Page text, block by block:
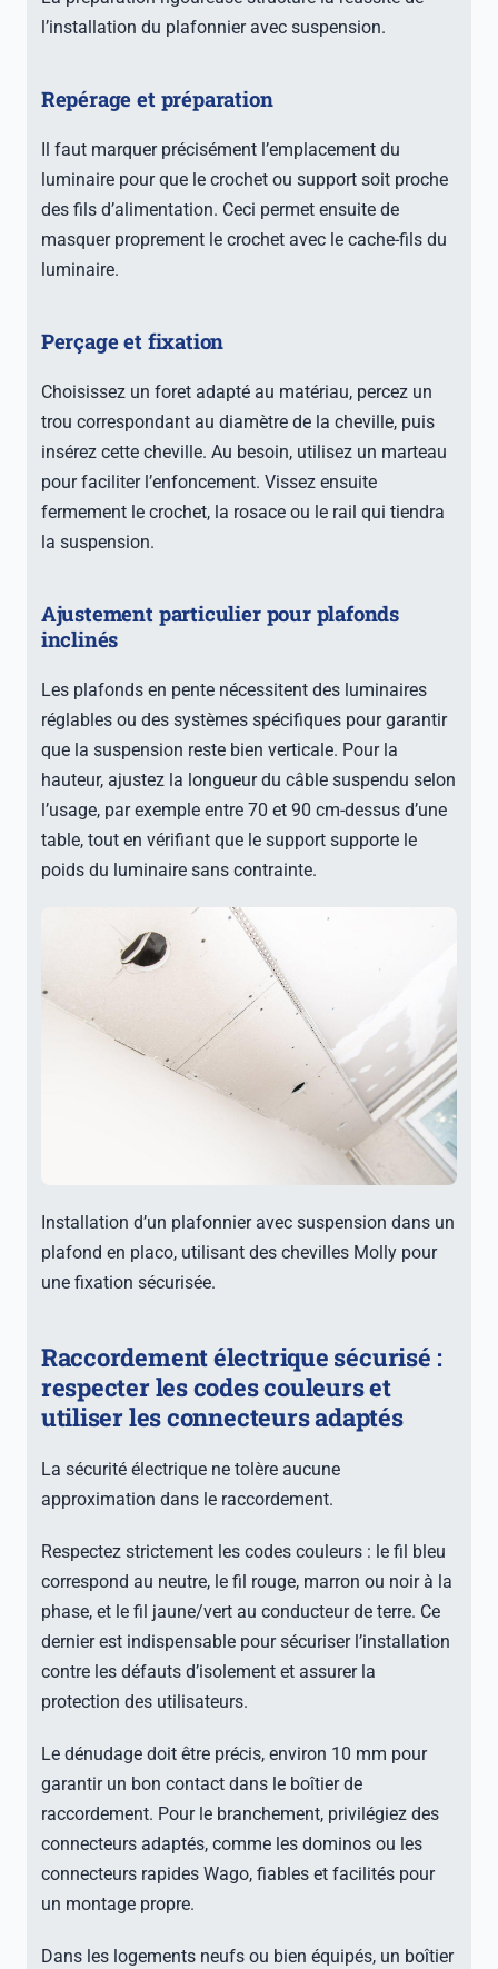
l’installation du plafonnier avec suspension.
Repérage et préparation
Il faut marquer précisément l’emplacement du
luminaire pour que le crochet ou support soit proche
des fils d’alimentation. Ceci permet ensuite de
masquer proprement le crochet avec le cache-fils du
luminaire.
Perçage et fixation
Choisissez un foret adapté au matériau, percez un
trou correspondant au diamètre de la cheville, puis
insérez cette cheville. Au besoin, utilisez un marteau
pour faciliter l’enfoncement. Vissez ensuite
fermement le crochet, la rosace ou le rail qui tiendra
la suspension.
Ajustement particulier pour plafonds
inclinés
Les plafonds en pente nécessitent des luminaires
réglables ou des systèmes spécifiques pour garantir
que la suspension reste bien verticale. Pour la
hauteur, ajustez la longueur du câble suspendu selon
l’usage, par exemple entre 70 et 90 cm-dessus d’une
table, tout en vérifiant que le support supporte le
poids du luminaire sans contrainte.
Installation d’un plafonnier avec suspension dans un
plafond en placo, utilisant des chevilles Molly pour
une fixation sécurisée.
Raccordement électrique sécurisé :
respecter les codes couleurs et
utiliser les connecteurs adaptés
La sécurité électrique ne tolère aucune
approximation dans le raccordement.
Respectez strictement les codes couleurs : le fil bleu
correspond au neutre, le fil rouge, marron ou noir à la
phase, et le fil jaune/vert au conducteur de terre. Ce
dernier est indispensable pour sécuriser l’installation
contre les défauts d’isolement et assurer la
protection des utilisateurs.
Le dénudage doit être précis, environ 10 mm pour
garantir un bon contact dans le boîtier de
raccordement. Pour le branchement, privilégiez des
connecteurs adaptés, comme les dominos ou les
connecteurs rapides Wago, fiables et facilités pour
un montage propre.
Dans les logements neufs ou bien équipés, un boîtier